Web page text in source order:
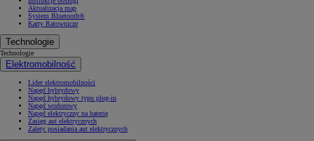
Aktualizacja map
System Bluetooth®
Karty Ratownicze
Technologie
Technologie
Elektromobilność
Lider elektromobilności
Napęd hybrydowy
Napęd hybrydowy typu plug-in
Napęd wodorowy
Napęd elektryczny na baterię
Zasięg aut elektrycznych
Zalety posiadania aut elektrycznych